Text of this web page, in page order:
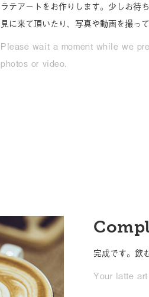
ラテアートをお作りします。少しお待ち
見に来て頂いたり、写真や動画を撮っ
Please wait a moment while we
photos or video.
完成です。飲
Your latte